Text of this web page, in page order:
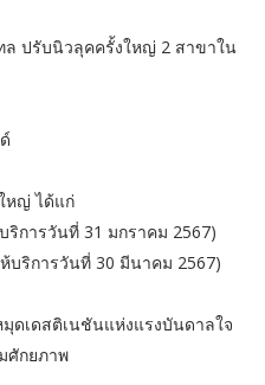
ล ปรับนิวลุคครั้งใหญ่ 2 สาขาใน
หญ่ ได้แก่
การวันที่ 31 มกราคม 2567)
บริการวันที่ 30 มีนาคม 2567)
ดเดสติเนชันแห่งแรงบันดาลใจ
ศักยภาพ